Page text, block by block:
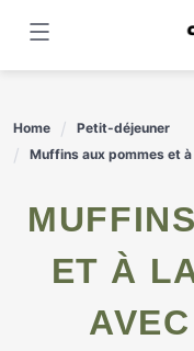
content
Home
Petit-déjeuner
Muffins aux pommes et
MUFFINS AUX POMMES
ET À